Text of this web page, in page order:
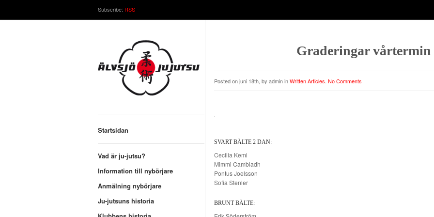
Subscribe: RSS
Startsidan
Vad är ju-jutsu?
Information till nybörjare
Anmälning nybörjare
Ju-jutsuns historia
Graderingar vårtermin
Posted on juni 18th, by admin inWritten Articles No Comments
SVART BÄLTE 2 DAN:
Cecilia Kemi
Mimmi Cambladh
Pontus Joelsson
Sofia Stenler
BRUNT BÄLTE: